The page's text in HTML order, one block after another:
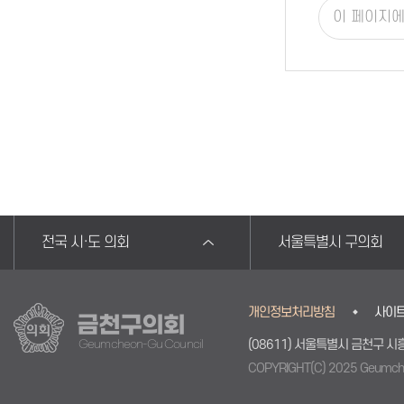
전국 시·도 의회 서울특별시 구의회
금천구의회
Geumcheon-Gu Council
개인정보처리방침 사이
(08611) 서울특별시 금천구
COPYRIGHT(C) 2025